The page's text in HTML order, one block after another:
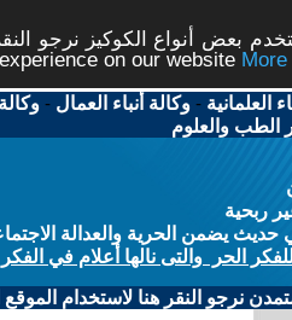
بعض أنواع الكوكيز نرجو
on our website
العلمانية -وكالة أنباء العمال -
الطب والعلوم
ربحية
يضمن الحرية والعدالة
الحر والتى نالها أعلام في الفكر
نرجو النقر هنا لاستخدام الموقع